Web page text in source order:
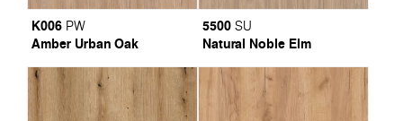
K006 PW
Amber Urban Oak
5500 SU
Natural Noble Elm